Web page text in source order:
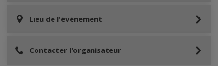
Lieu de l'événement
Contacter l'organisateur